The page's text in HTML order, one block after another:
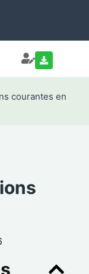
courantes en